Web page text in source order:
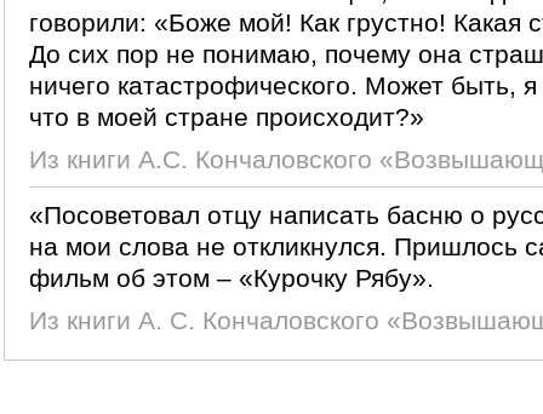
говорили: «Боже мой! Как грустно! Какая
До сих пор не понимаю, почему она
ничего катастрофического. Может быть,
что в моей стране происходит?»
Из книги А.С. Кончаловского
«Посоветовал отцу написать басню о
на мои слова не откликнулся. Пришлось
фильм об этом – «Курочку Рябу».
Из книги А. С. Кончаловского